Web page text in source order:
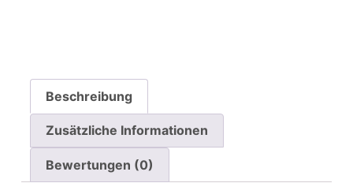
Beschreibung
Zusätzliche Informationen
Bewertungen (0)